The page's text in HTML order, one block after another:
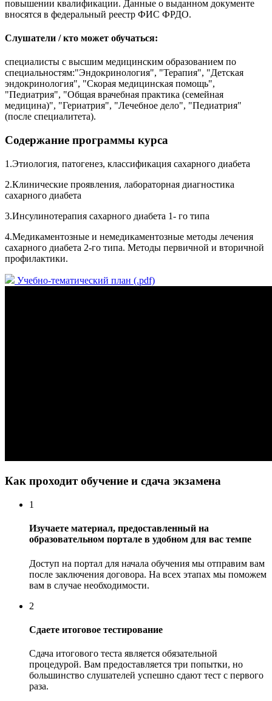
повышении квалификации. Данные о выданном документе
вносятся в федеральный реестр ФИС ФРДО.
Слушатели / кто может обучаться:
специалисты с высшим медицинским образованием по
специальностям:"Эндокринология", "Терапия", "Детская
эндокринология", "Скорая медицинская помощь",
"Педиатрия", "Общая врачебная практика (семейная
медицина)", "Гериатрия", "Лечебное дело", "Педиатрия"
(после специалитета).
Содержание программы курса
1.Этиология, патогенез, классификация сахарного диабета
2.Клинические проявления, лабораторная диагностика
сахарного диабета
3.Инсулинотерапия сахарного диабета 1- го типа
4.Медикаментозные и немедикаментозные методы лечения
сахарного диабета 2-го типа. Методы первичной и вторичной
профилактики.
Учебно-тематический план (.pdf)
Как проходит обучение и сдача экзамена
1
Изучаете материал, предоставленный на
образовательном портале в удобном для вас темпе
Доступ на портал для начала обучения мы отправим вам
после заключения договора. На всех этапах мы поможем
вам в случае необходимости.
2
Сдаете итоговое тестирование
Сдача итогового теста является обязательной
процедурой. Вам предоставляется три попытки, но
большинство слушателей успешно сдают тест с первого
раза.